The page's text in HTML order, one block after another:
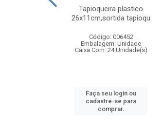
Tapioqueira plastico
26x11cm,sortida tapioqu
Código: 006452
Embalagem: Unidade
Caixa Com: 24 Unidade(s)
Faça seu login ou
cadastre-se para
comprar.